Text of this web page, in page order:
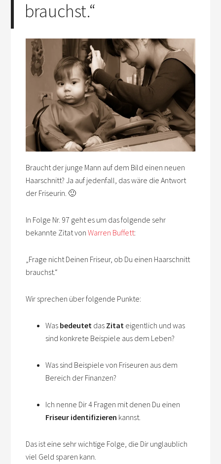
brauchst.“
Braucht der junge Mann auf dem Bild einen neuen
Haarschnitt? Ja auf jedenfall, das wäre die Antwort
der Friseurin. 🙂
In Folge Nr. 97 geht es um das folgende sehr
bekannte Zitat vonWarren Buffett:
„Frage nicht Deinen Friseur, ob Du einen Haarschnitt
brauchst.“
Wir sprechen über folgende Punkte:
Was bedeutet das Zitat eigentlich und was
sind konkrete Beispiele aus dem Leben?
Was sind Beispiele von Friseuren aus dem
Bereich der Finanzen?
Ich nenne Dir 4 Fragen mit denen Du einen
Friseur identifizieren kannst.
Das ist eine sehr wichtige Folge, die Dir unglaublich
viel Geld sparen kann.